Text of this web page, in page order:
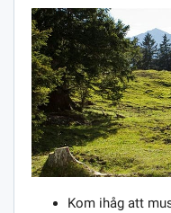
Kom ihåg att